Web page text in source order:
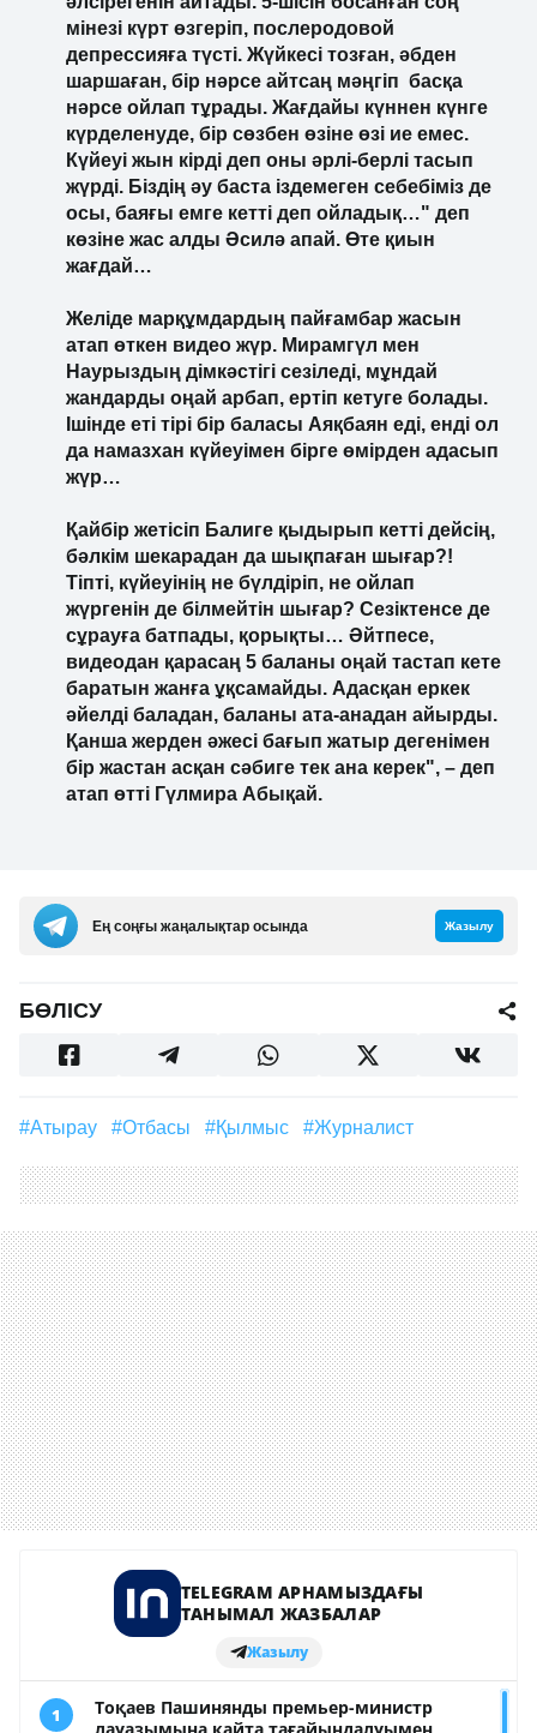
мінезі күрт өзгеріп, послеродовой
депрессияға түсті. Жүйкесі тозған, әбден
шаршаған, бір нәрсе айтсаң мәңгіп басқа
нәрсе ойлап тұрады. Жағдайы күннен күнге
күрделенуде, бір сөзбен өзіне өзі ие емес.
Күйеуі жын кірді деп оны әрлі-берлі тасып
жүрді. Біздің әу баста іздемеген себебіміз де
осы, баяғы емге кетті деп ойладық…" деп
көзіне жас алды Әсилә апай. Өте қиын
жағдай…
Желіде марқұмдардың пайғамбар жасын
атап өткен видео жүр. Мирамгүл мен
Наурыздың дімкәстігі сезіледі, мұндай
жандарды оңай арбап, ертіп кетуге болады.
Ішінде еті тірі бір баласы Аяқбаян еді, енді ол
да намазхан күйеуімен бірге өмірден адасып
жүр…
Қайбір жетісіп Балиге қыдырып кетті дейсің,
бәлкім шекарадан да шықпаған шығар?!
Тіпті, күйеуінің не бүлдіріп, не ойлап
жүргенін де білмейтін шығар? Сезіктенсе де
сұрауға батпады, қорықты… Әйтпесе,
видеодан қарасаң 5 баланы оңай тастап кете
баратын жанға ұқсамайды. Адасқан еркек
әйелді баладан, баланы ата-анадан айырды.
Қанша жерден әжесі бағып жатыр дегенімен
бір жастан асқан сәбиге тек ана керек", – деп
атап өтті Гүлмира Абықай.
Ең соңғы жаңалықтар осында Жазылу
БӨЛІСУ
#Атырау #Отбасы #қылмыс #журналист